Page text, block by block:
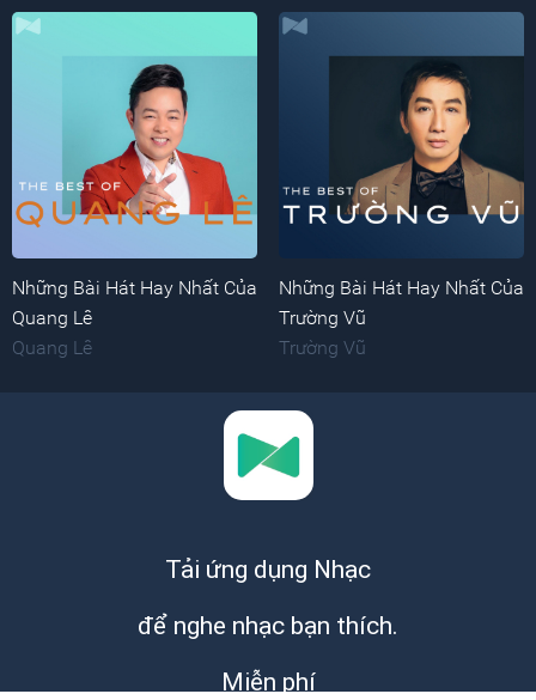
Những Bài Hát Hay Nhất Của
Quang Lê
Quang Lê
Những Bài Hát Hay Nhất Của
Trường Vũ
Trường Vũ
Tải ứng dụng Nhạc
để nghe nhạc bạn thích.
Miễn phí